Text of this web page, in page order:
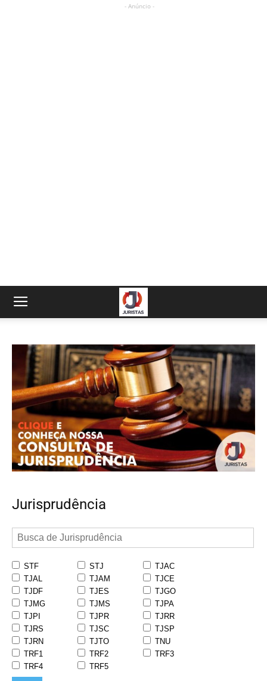
- Anúncio -
Jurisprudência
STF STJ
TJAC
TJAL
TJAM
TJCE
TJDF
TJES
TJGO
TJMG
TJMS
TJPA
TJPI
TJPR
TJRR
TJRS
TJSC
TJSP
TJRN
TJTO
TNU
TRF1
TRF2
TRF3
TRF4
TRF5